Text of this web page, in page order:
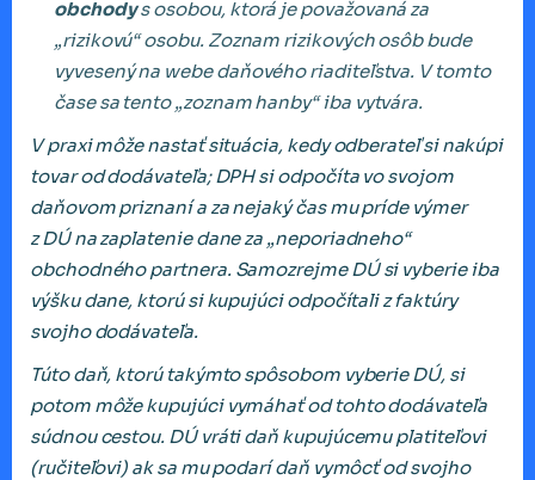
obchodys osobou, ktorá je považovaná za
„rizikovú“ osobu. Zoznam rizikových osôb bude
vyvesený na webe daňového riaditeľstva. V tomto
čase sa tento „zoznam hanby“ iba vytvára.
V praxi môže nastať situácia, kedy odberateľ si nakúpi
tovar od dodávateľa; DPH si odpočíta vo svojom
daňovom priznaní a za nejaký čas mu príde výmer
z DÚ na zaplatenie dane za „neporiadneho“
obchodného partnera. Samozrejme DÚ si vyberie iba
výšku dane, ktorú si kupujúci odpočítali z faktúry
svojho dodávateľa.
Túto daň, ktorú takýmto spôsobom vyberie DÚ, si
potom môže kupujúci vymáhať od tohto dodávateľa
súdnou cestou. DÚ vráti daň kupujúcemu platiteľovi
(ručiteľovi) ak sa mu podarí daň vymôcť od svojho